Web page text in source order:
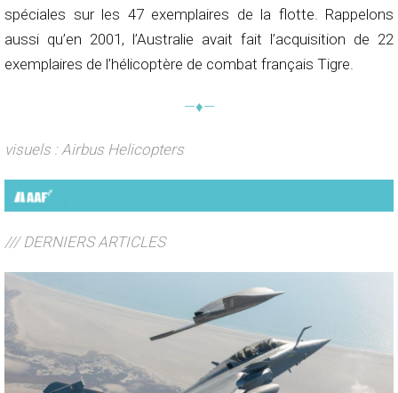
spéciales sur les 47 exemplaires de la flotte. Rappelons
aussi qu’en 2001, l’Australie avait fait l’acquisition de 22
exemplaires de l’hélicoptère de combat français Tigre.
—♦—
visuels : Airbus Helicopters
/// DERNIERS ARTICLES